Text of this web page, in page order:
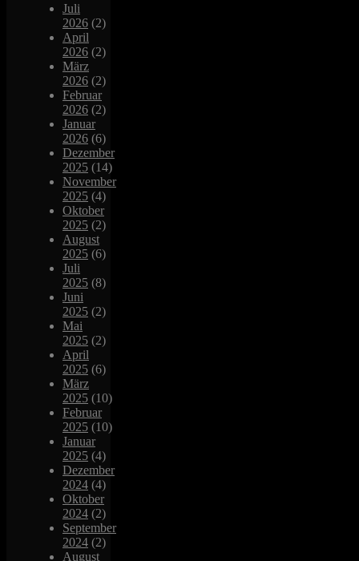
Juli
2026 (2)
April
2026 (2)
März
2026 (2)
Februar
2026 (2)
Januar
2026 (6)
Dezember
2025 (14)
November
2025 (4)
Oktober
2025 (2)
August
2025 (6)
Juli
2025 (8)
Juni
2025 (2)
Mai
2025 (2)
April
2025 (6)
März
2025 (10)
Februar
2025 (10)
Januar
2025 (4)
Dezember
2024 (4)
Oktober
2024 (2)
September
2024 (2)
August